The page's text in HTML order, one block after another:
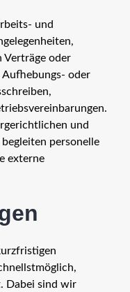
und
oder
Aufhebungs- oder
und
personelle
externe
Dabei sind wir